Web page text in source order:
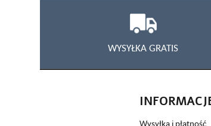
WYSYŁKA GRATIS
Wysyłka i płatność